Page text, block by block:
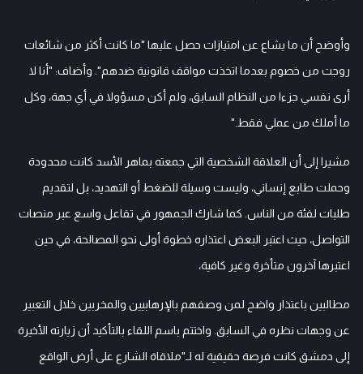
وأوضح أن ما يشاع عن امتيازات حصل عليها "ما كانت أكثر من شائعات
روجت من خصوم بعدما اتخذت مواقف قانونية ضدهم". وأضاف: "أنا لا
أرى نفسي جزءا من النظام السابق، ولم أكن مسؤولا في أي جهة، وكل
ما أملك من عملي فقط."
مشيرا إلى أن العلاقة الشخصية التي جمعته بماهر الأسد كانت محدودة
وحملت طابع إنساني، وليست وسيلة للضغط أو التهديد، بل لتقديم
طلبات لفئة من الناس. كما شارك الجمهور في تفاعل واسع عبر منصات
التواصل، حيث اعتبر البعض اعتذاره خطوة أولى نحو المصالحة، في حين
اعتبرها آخرون متأخرة وغير كافية،
مطالبين باعتذار واضح لمن وصفهم بالإرهابيين والمخربين خلال التعبير
عن وجهات نظره في السابق. واختتم باسم اللقاء بالتأكيد أن زيارته الأخيرة
إلى دمشق كانت فرصة حقيقية له لـ"ملاقاة الشارع على أرض الواقع